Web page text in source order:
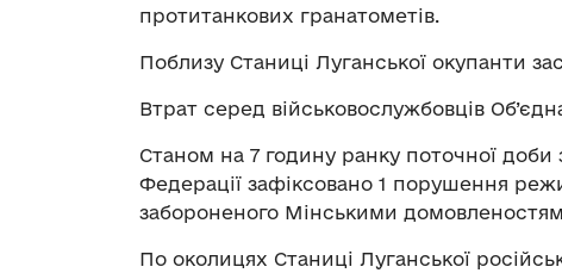
протитанкових гранатометів.
Поблизу Станиці Луганської окупанти
Втрат серед військовослужбовців
Станом на 7 годину ранку поточної
Федерації зафіксовано 1 порушення
забороненого Мінськими
По околицях Станиці Луганської